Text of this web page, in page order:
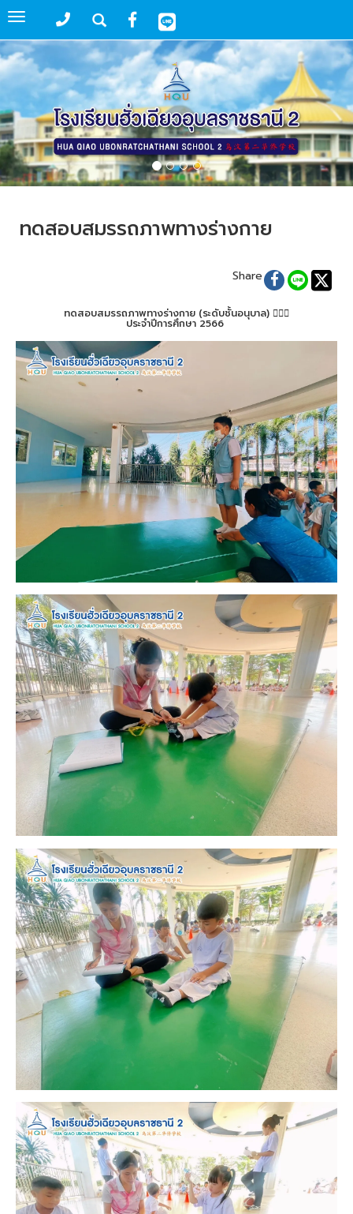
Toggle
navigation
ทดสอบสมรรถภาพทางร่างกาย
Share
ทดสอบสมรรถภาพทางร่างกาย (ระดับชั้นอนุบาล) ⛹🏻‍♂️
ประจำปีการศึกษา 2566